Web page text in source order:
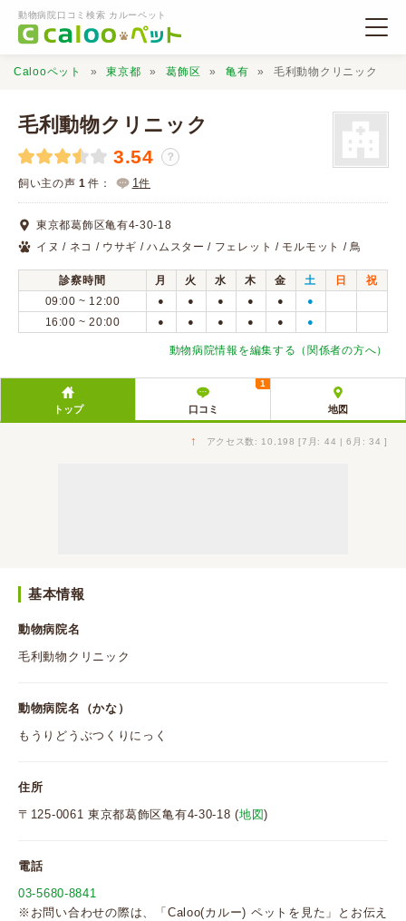
動物病院口コミ検索 カルーペット
動物病院検索
口コミ検索
Calooペットとは？
Calooペット 東京都 葛飾区 亀有 毛利動物クリニック
毛利動物クリニック
3.54 ？
飼い主の声 1 件： 1件
東京都葛飾区亀有4-30-18
イヌ / ネコ / ウサギ / ハムスター / フェレット / モルモット / 鳥
診察時間 月 火 水 木 金 土 日
祝
09:00 ~ 12:00
● ● ● ● ● ●
16:00 ~ 20:00 ● ● ● ● ● ●
動物病院情報を編集する（関係者の方へ）
トップ 口コミ
1
地図
↑ アクセス数: 10,198 [7月: 44 | 6月: 34 ]
基本情報
動物病院名
毛利動物クリニック
動物病院名（かな）
もうりどうぶつくりにっく
住所
〒125-0061 東京都葛飾区亀有4-30-18 (地図)
電話
03-5680-8841
※お問い合わせの際は、「Caloo(カルー) ペットを見た」とお伝え